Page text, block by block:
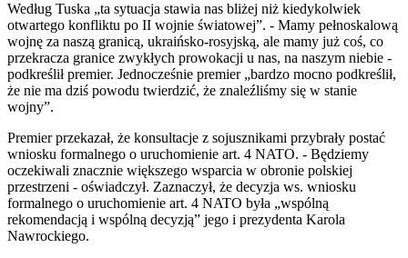
Według Tuska „ta sytuacja stawia nas bliżej niż kiedykolwiek
otwartego konfliktu po II wojnie światowej”. - Mamy pełnoskalową
wojnę za naszą granicą, ukraińsko-rosyjską, ale mamy już coś, co
przekracza granice zwykłych prowokacji u nas, na naszym niebie -
podkreślił premier. Jednocześnie premier „bardzo mocno podkreślił,
że nie ma dziś powodu twierdzić, że znaleźliśmy się w stanie
wojny”.
Premier przekazał, że konsultacje z sojusznikami przybrały postać
wniosku formalnego o uruchomienie art. 4 NATO. - Będziemy
oczekiwali znacznie większego wsparcia w obronie polskiej
przestrzeni - oświadczył. Zaznaczył, że decyzja ws. wniosku
formalnego o uruchomienie art. 4 NATO była „wspólną
rekomendacją i wspólną decyzją” jego i prezydenta Karola
Nawrockiego.